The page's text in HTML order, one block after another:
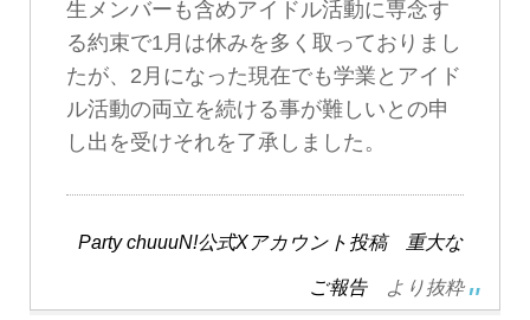
生メンバーも含めアイドル活動に専念す
る約束で1月は休みを多く取っておりまし
たが、2月になった現在でも学業とアイド
ル活動の両立を続ける事が難しいとの申
し出を受けそれを了承しました。
Party chuuuN!公式Xアカウント投稿 重大な
ご報告より抜粋